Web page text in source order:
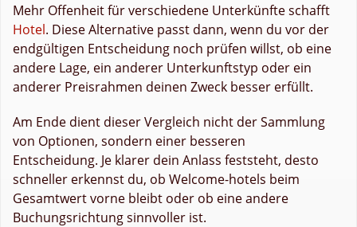
Mehr Offenheit für verschiedene Unterkünfte schafft
Hotel. Diese Alternative passt dann, wenn du vor der
endgültigen Entscheidung noch prüfen willst, ob eine
andere Lage, ein anderer Unterkunftstyp oder ein
anderer Preisrahmen deinen Zweck besser erfüllt.
Am Ende dient dieser Vergleich nicht der Sammlung
von Optionen, sondern einer besseren
Entscheidung. Je klarer dein Anlass feststeht, desto
schneller erkennst du, ob Welcome-hotels beim
Gesamtwert vorne bleibt oder ob eine andere
Buchungsrichtung sinnvoller ist.